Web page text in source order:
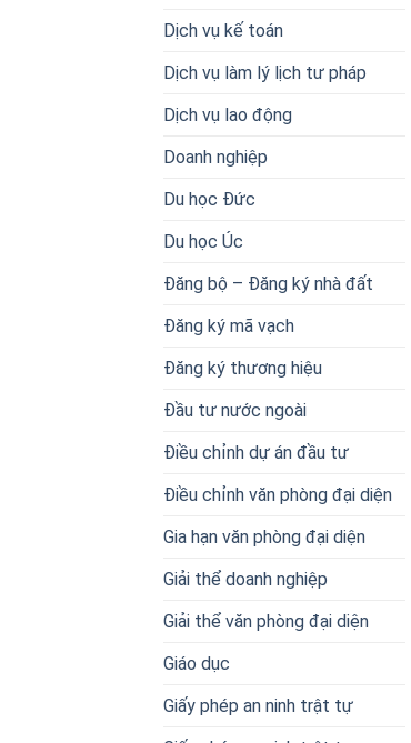
Dịch vụ kế toán
Dịch vụ làm lý lịch tư pháp
Dịch vụ lao động
Doanh nghiệp
Du học Đức
Du học Úc
Đăng bộ – Đăng ký nhà đất
Đăng ký mã vạch
Đăng ký thương hiệu
Đầu tư nước ngoài
Điều chỉnh dự án đầu tư
Điều chỉnh văn phòng đại diện
Gia hạn văn phòng đại diện
Giải thể doanh nghiệp
Giải thể văn phòng đại diện
Giáo dục
Giấy phép an ninh trật tự